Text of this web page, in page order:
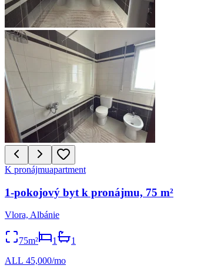
K pronájmuapartment
1-pokojový byt k pronájmu, 75 m²
Vlora, Albánie
75m² 1
1
ALL 45,000/mo